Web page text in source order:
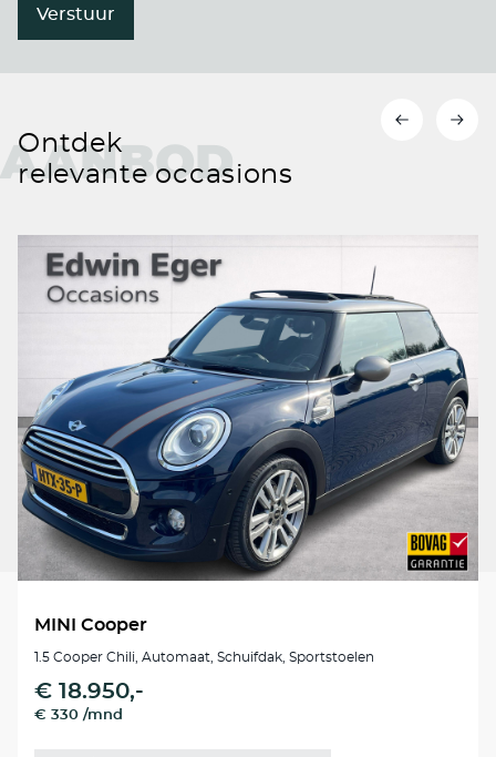
Verstuur
AANBOD
Ontdek
relevante occasions
MINI Cooper
1.5 Cooper Chili, Automaat, Schuifdak, Sportstoelen
€ 18.950,-
€ 330 /mnd